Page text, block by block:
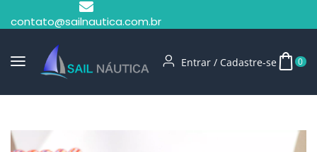
contato@sailnautica.com.br
Entrar / Cadastre-se 0